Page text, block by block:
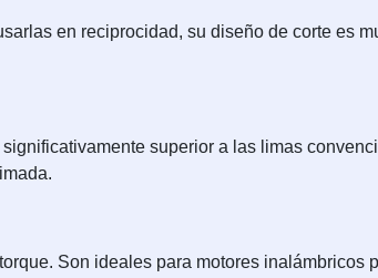
en reciprocidad, su diseño de corte es
superior a las limas
Son ideales para motores inalámbricos